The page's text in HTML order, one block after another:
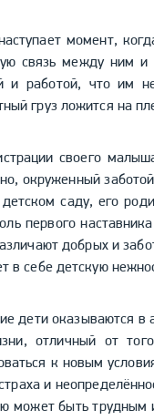
момент,
связь между ним и
и работой, что им
груз ложится на
своего
окруженный
саду, его
первого
добрых и
в себе детскую
дети оказываются
отличный от
к новым
и
может быть трудным